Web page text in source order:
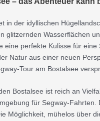
in der idyllischen
glitzernden Wasserflächen
eine perfekte Kulisse für
Natur aus einer neuen
Tour am Bostalsee
Bostalsee ist reich an
für Segway-
Möglichkeit, mühelos über